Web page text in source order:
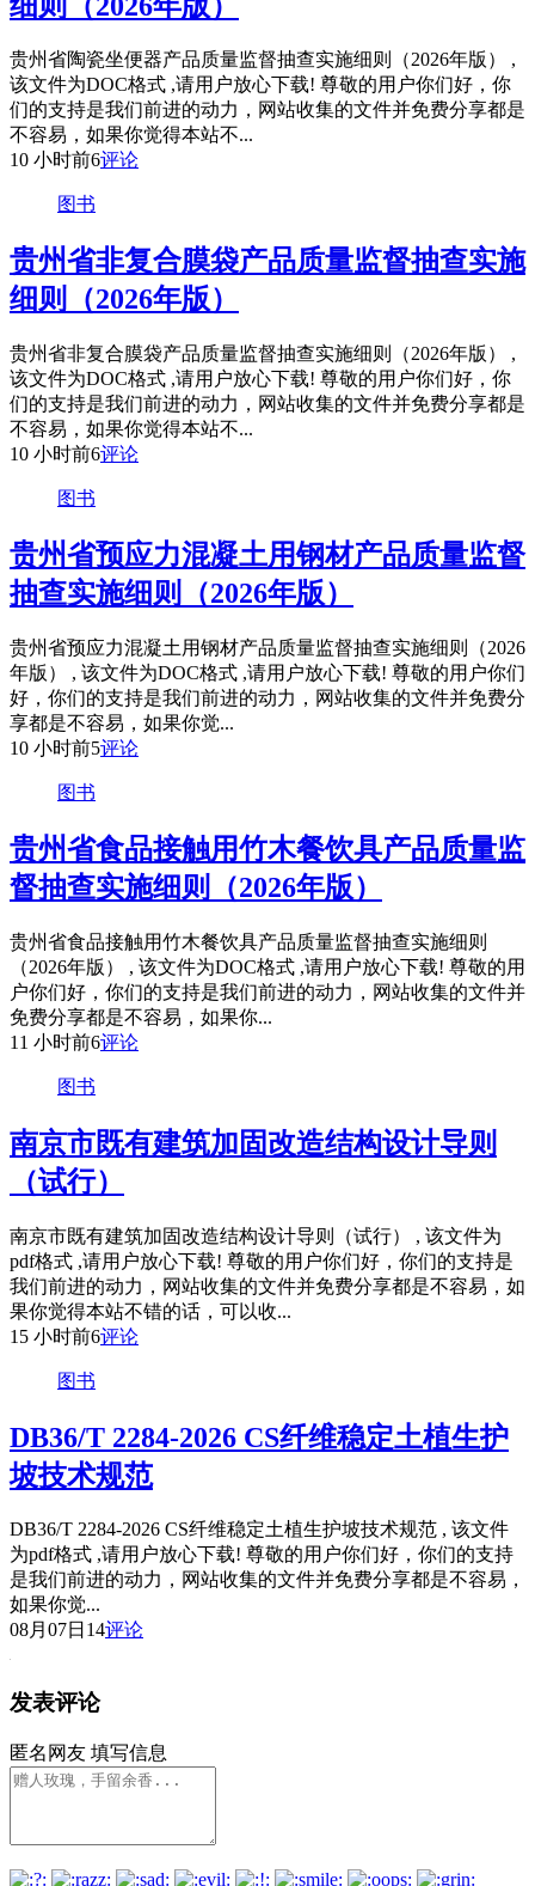
贵州省陶瓷坐便器产品质量监督抽查实施细则（2026年版） ,
该文件为DOC格式 ,请用户放心下载! 尊敬的用户你们好，你
们的支持是我们前进的动力，网站收集的文件并免费分享都是
不容易，如果你觉得本站不...
10 小时前6评论
图书
贵州省非复合膜袋产品质量监督抽查实施
细则（2026年版）
贵州省非复合膜袋产品质量监督抽查实施细则（2026年版） ,
该文件为DOC格式 ,请用户放心下载! 尊敬的用户你们好，你
们的支持是我们前进的动力，网站收集的文件并免费分享都是
不容易，如果你觉得本站不...
10 小时前6评论
图书
贵州省预应力混凝土用钢材产品质量监督
抽查实施细则（2026年版）
贵州省预应力混凝土用钢材产品质量监督抽查实施细则（2026
年版） , 该文件为DOC格式 ,请用户放心下载! 尊敬的用户你们
好，你们的支持是我们前进的动力，网站收集的文件并免费分
享都是不容易，如果你觉...
10 小时前5评论
图书
贵州省食品接触用竹木餐饮具产品质量监
督抽查实施细则（2026年版）
贵州省食品接触用竹木餐饮具产品质量监督抽查实施细则
（2026年版） , 该文件为DOC格式 ,请用户放心下载! 尊敬的用
户你们好，你们的支持是我们前进的动力，网站收集的文件并
免费分享都是不容易，如果你...
11 小时前6评论
图书
南京市既有建筑加固改造结构设计导则
（试行）
南京市既有建筑加固改造结构设计导则（试行） , 该文件为
pdf格式 ,请用户放心下载! 尊敬的用户你们好，你们的支持是
我们前进的动力，网站收集的文件并免费分享都是不容易，如
果你觉得本站不错的话，可以收...
15 小时前6评论
图书
DB36/T 2284-2026 CS纤维稳定土植生护
坡技术规范
DB36/T 2284-2026 CS纤维稳定土植生护坡技术规范 , 该文件
为pdf格式 ,请用户放心下载! 尊敬的用户你们好，你们的支持
是我们前进的动力，网站收集的文件并免费分享都是不容易，
如果你觉...
08月07日 14评论
发表评论
匿名网友 填写信息